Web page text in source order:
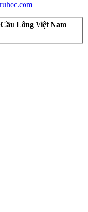
Lông Việt Nam